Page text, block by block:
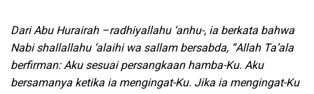
Dari Abu Hurairah –radhiyallahu ‘anhu-, ia berkata bahwa
Nabi shallallahu ‘alaihi wa sallam bersabda, “Allah Ta’ala
berfirman: Aku sesuai persangkaan hamba-Ku. Aku
bersamanya ketika ia mengingat-Ku. Jika ia mengingat-Ku